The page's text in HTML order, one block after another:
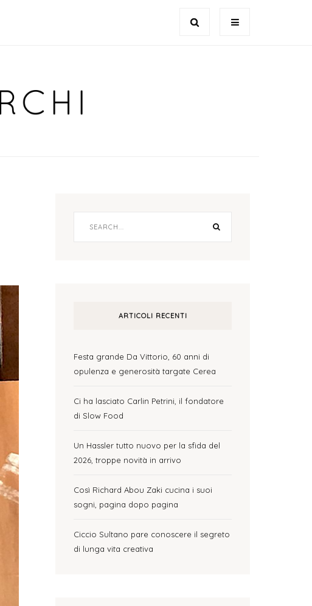
ARTICOLI RECENTI
Festa grande Da Vittorio, 60 anni di
opulenza e generosità targate Cerea
Ci ha lasciato Carlin Petrini, il fondatore
di Slow Food
Un Hassler tutto nuovo per la sfida del
2026, troppe novità in arrivo
Così Richard Abou Zaki cucina i suoi
sogni, pagina dopo pagina
Ciccio Sultano pare conoscere il segreto
di lunga vita creativa